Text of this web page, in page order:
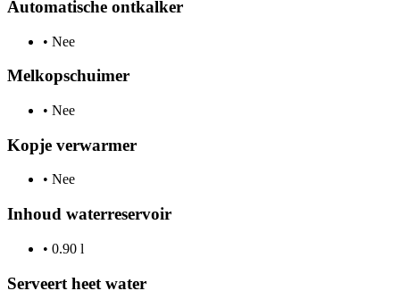
Automatische ontkalker
• Nee
Melkopschuimer
• Nee
Kopje verwarmer
• Nee
Inhoud waterreservoir
• 0.90 l
Serveert heet water